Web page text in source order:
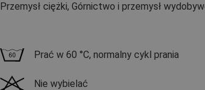
Przemysł ciężki, Górnictwo i przemysł
Prać w 60 °C, normalny cykl prania
Nie wybielać